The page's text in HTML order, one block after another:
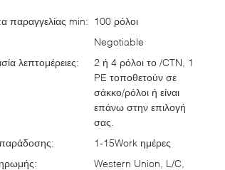
παραγγελίας min: 100 ρόλοι
Negotiable
λεπτομέρειες:
2 ή 4 ρόλοι το /CTN, 1
PE τοποθετούν σε
σάκκο/ρόλοι ή είναι
επάνω στην επιλογή
σας.
1-15Work ημέρες
Western Union, L/C,